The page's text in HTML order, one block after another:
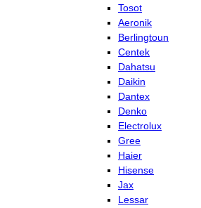
Tosot
Aeronik
Berlingtoun
Centek
Dahatsu
Daikin
Dantex
Denko
Electrolux
Gree
Haier
Hisense
Jax
Lessar